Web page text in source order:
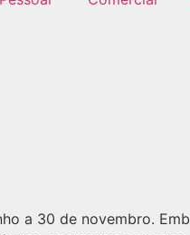
a 30 de novembro.